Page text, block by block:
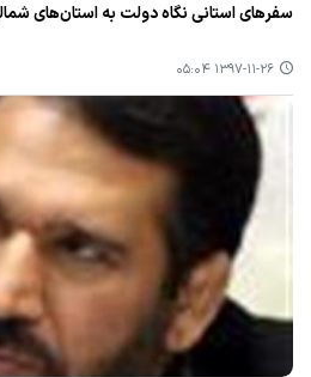
سفرهای استانی نگاه دولت به استان‌های
۱۳۹۷-۱۱-۲۶ ۰۵:۰۴